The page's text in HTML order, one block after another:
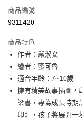
1.分期款項不併入電信帳單
醒簡訊。
【注意事項】
1.本服務係由「台灣大哥
用戶於交易時，得透過本
買賣價金債權讓與本公司
2.基於同意付款使用「大
由本公司與您本人進行分
3.完整用戶服務條款，請詳
【「AFTEE先享後付」結帳
１．於結帳方式選擇「
２．訂單成立數日內，您將
ATM／網路銀行／等多元
※ 請注意：結帳手續完成
購買商品的店家。未經商
後付繳納相關費用。
※ 交易是否成功請以「
是否繳費成功／繳費後需
每筆NT$70，滿
每筆NT$70，滿
國內宅配/郵寄 (不適用
每筆NT$70，滿
離島宅配（澎湖、金門
每筆NT$200
商品編號
9311420
商品特色
作者：嚴淑女
繪者：蜜可魯
適合年齡：7~10歲
擁有精美故事插圖，
梁書，專為成長時期
印》，孩子將展開一